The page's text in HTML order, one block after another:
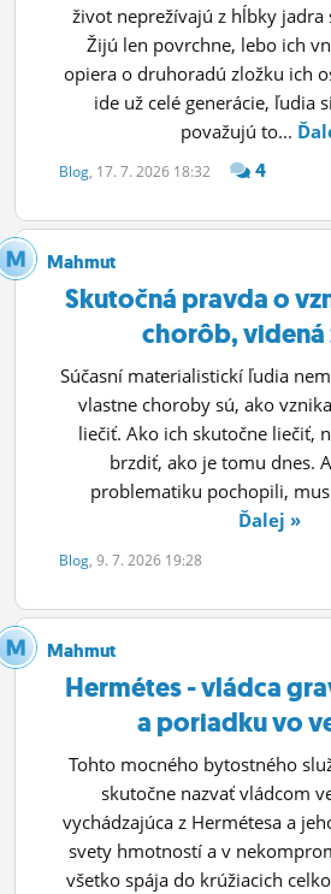
život neprežívajú z hĺbky jadra
Žijú len povrchne, lebo ich
opiera o druhoradú zložku ich
ide už celé generácie, ľudia
považujú to...
Blog, 17. 7. 2026 18:32 4
Mahmut
Skutočná pravda o
chorôb, videná
Súčasní materialistickí ľudia
vlastne choroby sú, ako
liečiť. Ako ich skutočne liečiť,
brzdiť, ako je tomu dnes.
problematiku pochopili,
Ďalej »
Blog, 9. 7. 2026 19:28
Mahmut
Hermétes - vládca
a poriadku vo
Tohto mocného bytostného
skutočne nazvať vládcom
vychádzajúca z Hermétesa a
svety hmotností a v
všetko spája do krúžiacich